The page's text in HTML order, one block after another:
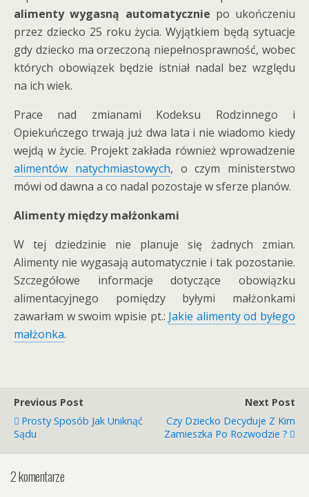
alimenty wygasną automatycznie po ukończeniu
przez dziecko 25 roku życia. Wyjątkiem będą sytuacje
gdy dziecko ma orzeczoną niepełnosprawność, wobec
których obowiązek będzie istniał nadal bez względu
na ich wiek.
Prace nad zmianami Kodeksu Rodzinnego i
Opiekuńczego trwają już dwa lata i nie wiadomo kiedy
wejdą w życie. Projekt zakłada również wprowadzenie
alimentów natychmiastowych, o czym ministerstwo
mówi od dawna a co nadal pozostaje w sferze planów.
Alimenty między małżonkami
W tej dziedzinie nie planuje się żadnych zmian.
Alimenty nie wygasają automatycznie i tak pozostanie.
Szczegółowe informacje dotyczące obowiązku
alimentacyjnego pomiędzy byłymi małżonkami
zawarłam w swoim wpisie pt.: Jakie alimenty od byłego
małżonka.
Previous Post
Prosty Sposób Jak Uniknąć
Sądu
Next Post
Czy Dziecko Decyduje Z Kim
Zamieszka Po Rozwodzie ?
2 komentarze